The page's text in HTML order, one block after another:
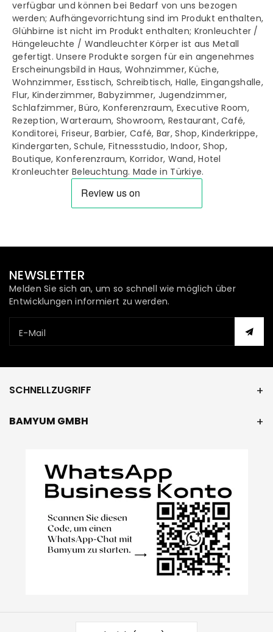
verfügbar und können bei Bedarf von uns bezogen
werden; Aufhängevorrichtung sind im Produkt enthalten,
Glühbirne ist nicht im Produkt enthalten; Kronleuchter /
Hängeleuchte / Wandleuchter Körper ist aus Metall
gefertigt. Unsere Produkte sorgen für ein angenehmes
Erscheinungsbild in Haus, Wohnzimmer, Küche,
Wohnzimmer, Esstisch, Schreibtisch, Halle, Eingangshalle,
Flur, Kinderzimmer, Babyzimmer, Jugendzimmer,
Schlafzimmer, Büro, Konferenzraum, Executive Room,
Rezeption, Warteraum, Showroom, Restaurant, Café,
Konditorei, Friseur, Barbier, Café, Bar, Shop, Kinderkrippe,
Kindergarten, Schule, Fitnessstudio, Indoor, Shop,
Boutique, Konferenzraum, Korridor, Wand, Hotel
Kronleuchter Beleuchtung. Made in Türkiye.
NEWSLETTER
Melden Sie sich an, um so schnell wie möglich über
Entwicklungen informiert zu werden.
E-Mail
SCHNELLZUGRIFF
BAMYUM GMBH